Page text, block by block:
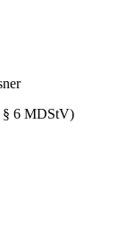
§ 6 MDStV)